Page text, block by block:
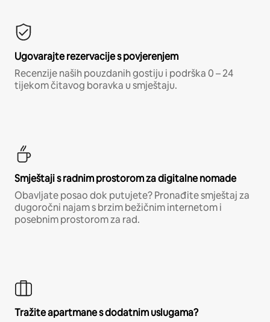
Ugovarajte rezervacije s povjerenjem
Recenzije naših pouzdanih gostiju i podrška 0 – 24
tijekom čitavog boravka u smještaju.
Smještaji s radnim prostorom za digitalne nomade
Obavljate posao dok putujete? Pronađite smještaj za
dugoročni najam s brzim bežičnim internetom i
posebnim prostorom za rad.
Tražite apartmane s dodatnim uslugama?